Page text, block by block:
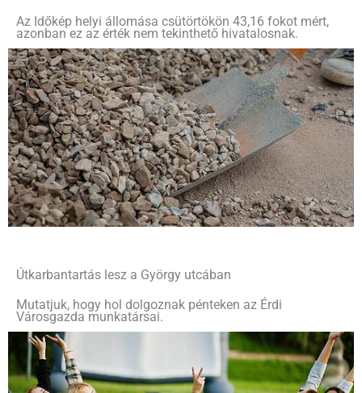
Az Időkép helyi állomása csütörtökön 43,16 fokot mért,
azonban ez az érték nem tekinthető hivatalosnak.
Útkarbantartás lesz a György utcában
Mutatjuk, hogy hol dolgoznak pénteken az Érdi
Városgazda munkatársai.